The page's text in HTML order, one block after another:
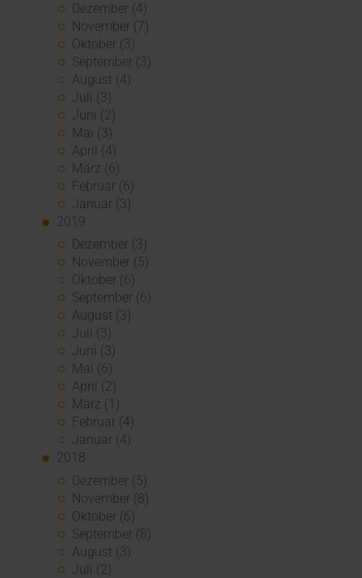
Dezember (4)
November (7)
Oktober (3)
September (3)
August (4)
Juli (3)
Juni (2)
Mai (3)
April (4)
März (6)
Februar (6)
Januar (3)
2019
Dezember (3)
November (5)
Oktober (6)
September (6)
August (3)
Juli (3)
Juni (3)
Mai (6)
April (2)
März (1)
Februar (4)
Januar (4)
2018
Dezember (5)
November (8)
Oktober (6)
September (8)
August (3)
Juli (2)